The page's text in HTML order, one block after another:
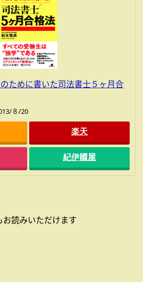
ために書いた司法書士５ヶ月合
８/20
楽天
紀伊國屋
お読みいただけます